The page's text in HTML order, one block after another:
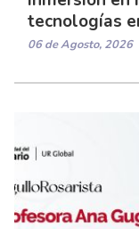
tecnologías
06 de Agosto, 2026